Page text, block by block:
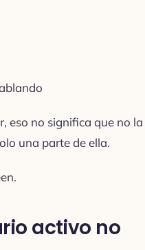
eso no significa que no la
una parte de ella.
activo no